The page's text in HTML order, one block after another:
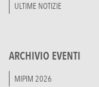
ULTIME NOTIZIE
ARCHIVIO EVENTI
MIPIM 2026